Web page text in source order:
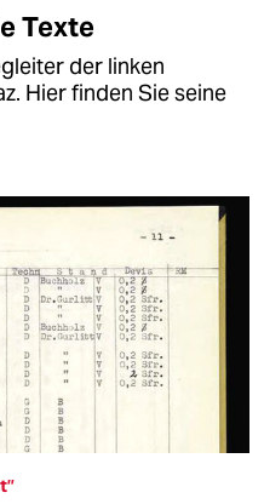
Texte
der linken
Hier finden Sie seine